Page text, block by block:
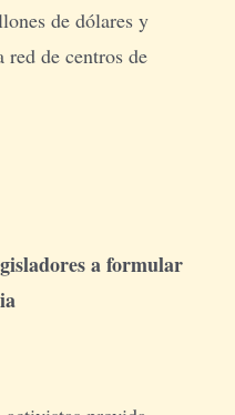
de dólares y
red de centros de
a formular